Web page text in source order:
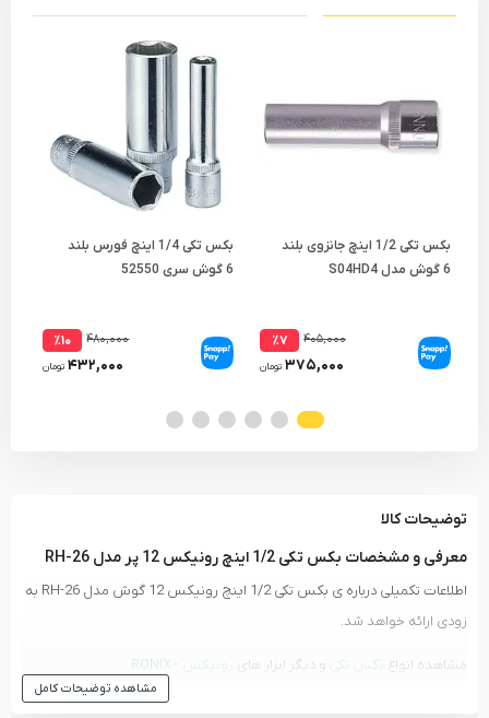
بکس تکی 1/2 اینچ جانزوی بلند
6 گوش مدل S04HD4
۴۰۵,۰۰۰ ٪۷
۳۷۵,۰۰۰ تومان
بکس تکی 1/4 اینچ فورس بلند
6 گوش سری 52550
۴۸۰,۰۰۰ ٪۱۰
۴۳۲,۰۰۰ تومان
توضیحات کالا
معرفی و مشخصات بکس تکی 1/2 اینچ رونیکس 12 پر مدل RH-26
اطلاعات تکمیلی درباره ی بکس تکی 1/2 اینچ رونیکس 12 گوش مدل RH-26 به
زودی ارائه خواهد شد.
مشاهده انواع بکس تکی و دیگر ابزار های رونیکس - RONIX
مشاهده توضیحات کامل